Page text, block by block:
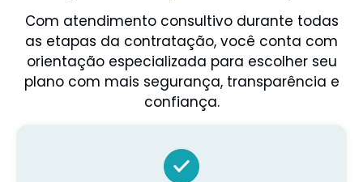
Com atendimento consultivo durante todas
as etapas da contratação, você conta com
orientação especializada para escolher seu
plano com mais segurança, transparência e
confiança.